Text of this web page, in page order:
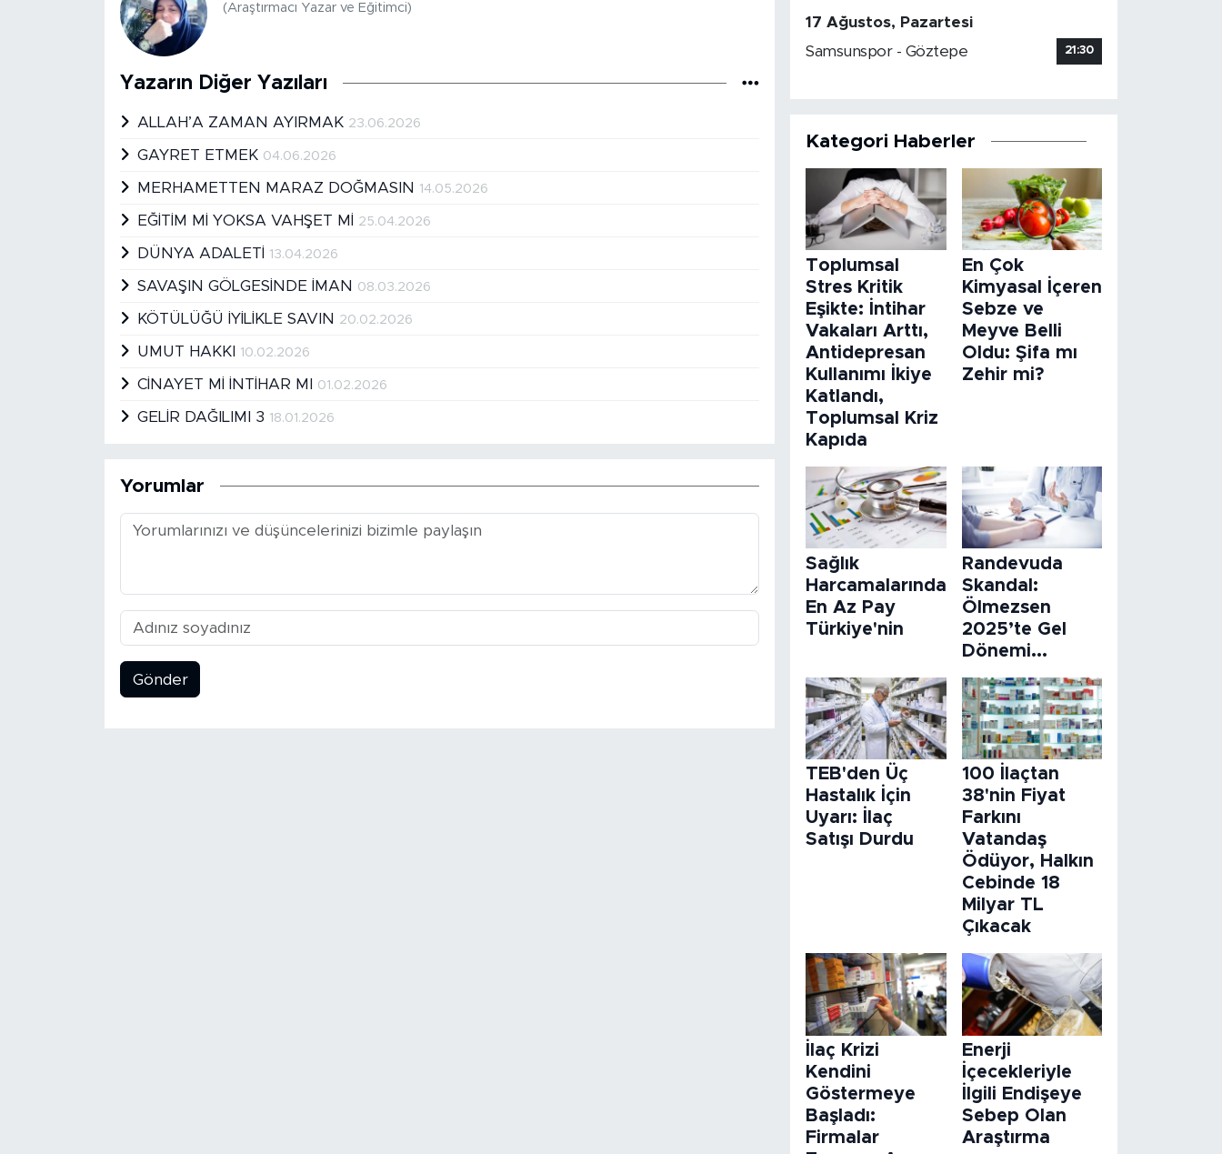
(Araştırmacı Yazar ve Eğitimci)
Yazarın Diğer Yazıları
ALLAH’A ZAMAN AYIRMAK 23.06.2026
GAYRET ETMEK 04.06.2026
MERHAMETTEN MARAZ DOĞMASIN 14.05.2026
EĞİTİM Mİ YOKSA VAHŞET Mİ 25.04.2026
DÜNYA ADALETİ 13.04.2026
SAVAŞIN GÖLGESİNDE İMAN 08.03.2026
KÖTÜLÜĞÜ İYİLİKLE SAVIN 20.02.2026
UMUT HAKKI 10.02.2026
CİNAYET Mİ İNTİHAR MI 01.02.2026
GELİR DAĞILIMI 3 18.01.2026
Yorumlar
Gönder
17 Ağustos, Pazartesi
Samsunspor - Göztepe
21:30
Kategori Haberler
Toplumsal
Stres Kritik
Eşikte: İntihar
Vakaları Arttı,
Antidepresan
Kullanımı İkiye
Katlandı,
Toplumsal Kriz
Kapıda
En Çok
Kimyasal İçeren
Sebze ve
Meyve Belli
Oldu: Şifa mı
Zehir mi?
Sağlık
Harcamalarında
En Az Pay
Türkiye'nin
Randevuda
Skandal:
Ölmezsen
2025’te Gel
Dönemi...
TEB'den Üç
Hastalık İçin
Uyarı: İlaç
Satışı Durdu
100 İlaçtan
38'nin Fiyat
Farkını
Vatandaş
Ödüyor, Halkın
Cebinde 18
Milyar TL
Çıkacak
İlaç Krizi
Kendini
Göstermeye
Başladı:
Firmalar
Enerji
İçecekleriyle
İlgili Endişeye
Sebep Olan
Araştırma